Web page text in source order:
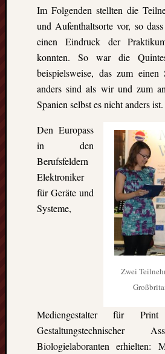
Im Folgenden stellten die
und Aufenthaltsorte vor, so
einen Eindruck der
konnten. So war die
beispielsweise, das zum
anders sind als wir und zum
Spanien selbst es nicht anders ist.
Zwei
Den Europass
in den
Berufsfeldern
Elektroniker
für Geräte und
Systeme,
Mediengestalter für
Gestaltungstechnischer
Biologielaboranten erhielten: